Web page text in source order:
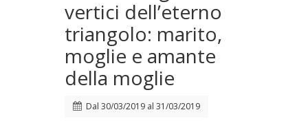
vertici dell’eterno
triangolo: marito,
moglie e amante
della moglie
Dal 30/03/2019 al 31/03/2019